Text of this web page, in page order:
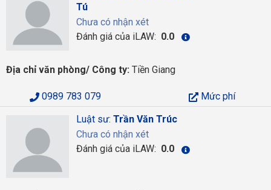
Tú
Chưa có nhận xét
Đánh giá của iLAW: 0.0
Địa chỉ văn phòng/ Công ty: Tiền Giang
0989 783 079
Mức phí
Luật sư: Trần Văn Trúc
Chưa có nhận xét
Đánh giá của iLAW: 0.0